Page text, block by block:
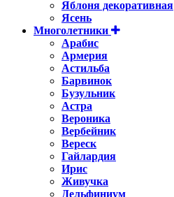
Яблоня декоративная
Ясень
Многолетники
Арабис
Армерия
Астильбa
Барвинок
Бузульник
Астра
Вероника
Вербейник
Вереск
Гайлардия
Ирис
Живучка
Дельфиниум